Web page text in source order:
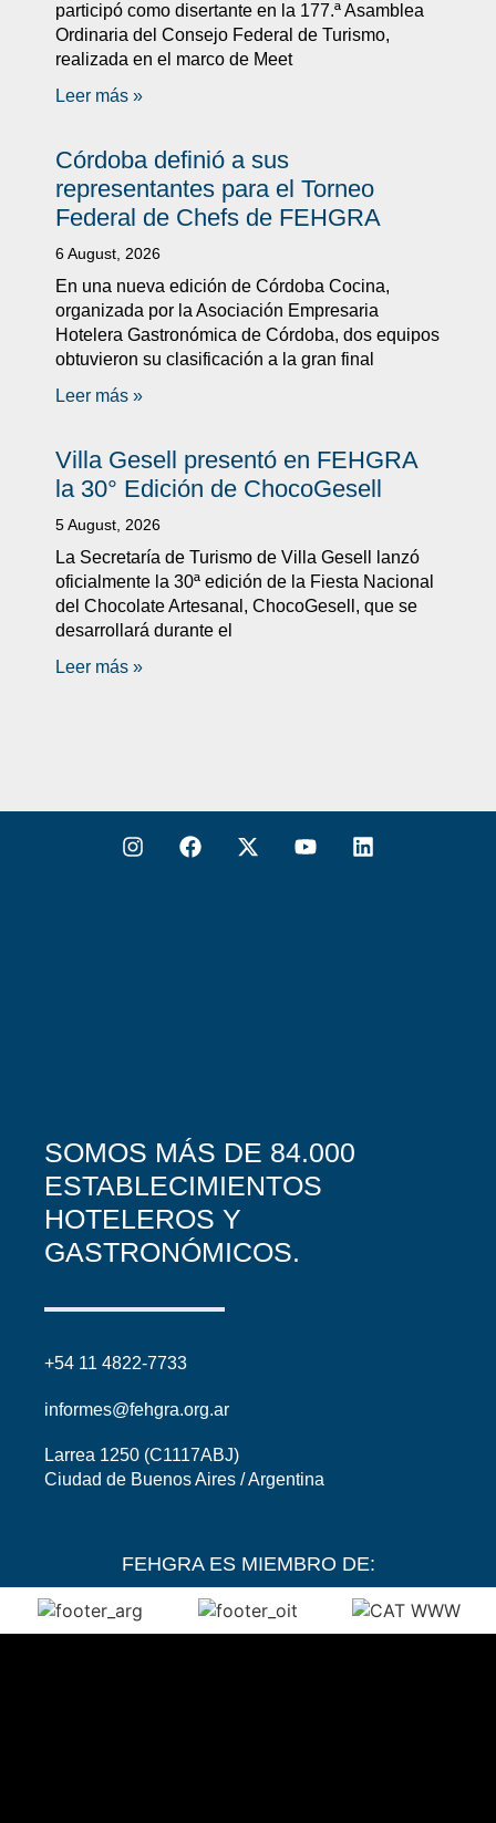
participó como disertante en la 177.ª Asamblea
Ordinaria del Consejo Federal de Turismo,
realizada en el marco de Meet
Leer más »
Córdoba definió a sus
representantes para el Torneo
Federal de Chefs de FEHGRA
6 August, 2026
En una nueva edición de Córdoba Cocina,
organizada por la Asociación Empresaria
Hotelera Gastronómica de Córdoba, dos equipos
obtuvieron su clasificación a la gran final
Leer más »
Villa Gesell presentó en FEHGRA
la 30° Edición de ChocoGesell
5 August, 2026
La Secretaría de Turismo de Villa Gesell lanzó
oficialmente la 30ª edición de la Fiesta Nacional
del Chocolate Artesanal, ChocoGesell, que se
desarrollará durante el
Leer más »
SOMOS MÁS DE 84.000
ESTABLECIMIENTOS
HOTELEROS Y
GASTRONÓMICOS.
+54 11 4822-7733
informes@fehgra.org.ar
Larrea 1250 (C1117ABJ)
Ciudad de Buenos Aires / Argentina
FEHGRA ES MIEMBRO DE: